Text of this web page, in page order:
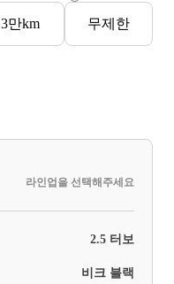
3만km 무제한
라인업을 선택해주세요
2.5 터보
비크 블랙